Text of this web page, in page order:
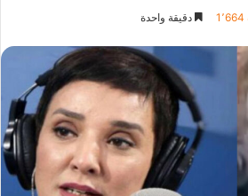
1٬664 دقيقة واحدة